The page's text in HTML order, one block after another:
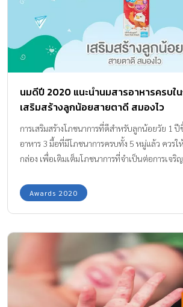
นมดีปี 2020 แนะนำนมสารอาหารครบใ
เสริมสร้างลูกน้อยสายตาดี สมองไว
การเสริมสร้างโภชนาการที่ดีสำหรับลูกน้อยวัย 1
อาหาร 3 มื้อที่มีโภชนาการครบทั้ง 5 หมู่แล้ว ควร
กล่อง เพื่อเติมเต็มโภชนาการที่จำเป็นต่อการเจริ
ให้ลูกได้พัฒนาการที่ดีจาก นมกล่อง UHT เพราะน
ไม่ได้มีดีแค่แคลเซียม เราไม่ได้ให้ลูกกินนมเยอะๆ
ต่างๆ อีกด้วย เว็บไซต์
ลล์ เจ็นไอ” เป็น นมกล่อง UHT ที่ได้รับรางวัล
MILK AWARD จาก Amarin Baby & Kids Awards
บรรณาธิการ Amarin Baby & Kids ขอรีวิว นม UHT
Awards 2020